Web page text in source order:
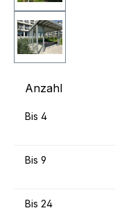
Anzahl
Bis 4
Bis 9
Bis 24